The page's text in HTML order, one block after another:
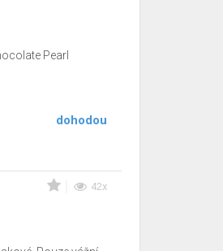
Pearl
dohodou
42x